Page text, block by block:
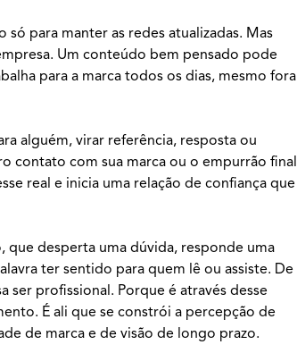
para manter as redes atualizadas. Mas
Um conteúdo bem pensado pode
para a marca todos os dias, mesmo fora
alguém, virar referência, resposta ou
contato com sua marca ou o empurrão final
real e inicia uma relação de confiança que
desperta uma dúvida, responde uma
ter sentido para quem lê ou assiste. De
ser profissional. Porque é através desse
É ali que se constrói a percepção de
de marca e de visão de longo prazo.